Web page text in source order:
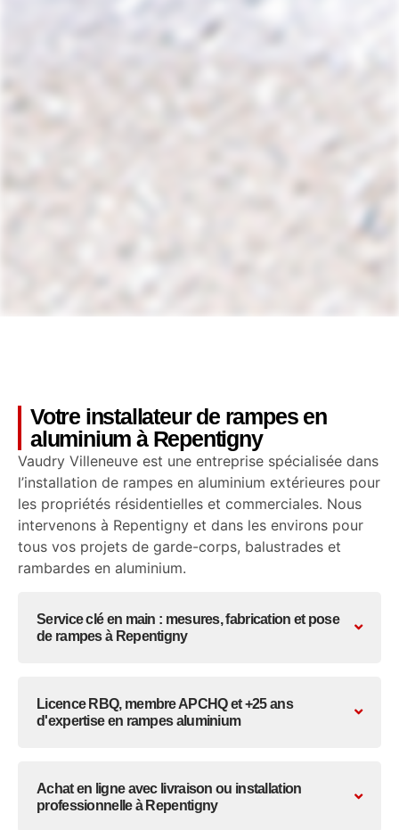
Votre installateur de rampes en
aluminium à Repentigny
Vaudry Villeneuve est une entreprise spécialisée dans
l’installation de rampes en aluminium extérieures pour
les propriétés résidentielles et commerciales. Nous
intervenons à Repentigny et dans les environs pour
tous vos projets de garde-corps, balustrades et
rambardes en aluminium.
Service clé en main : mesures, fabrication et pose
de rampes à Repentigny
Licence RBQ, membre APCHQ et +25 ans
d'expertise en rampes aluminium
Achat en ligne avec livraison ou installation
professionnelle à Repentigny